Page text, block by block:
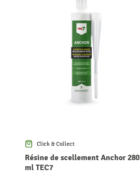
Click & Collect
Résine de scellement Anchor 280
ml TEC7